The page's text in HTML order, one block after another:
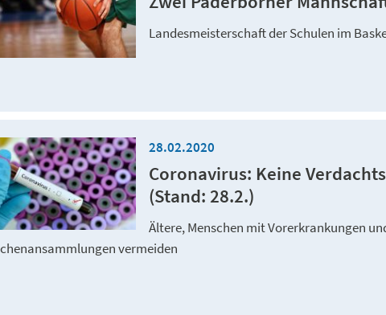
Landesmeisterschaft der Schulen im
28.02.2020
Coronavirus: Keine
(Stand: 28.2.)
Ältere, Menschen mit Vorerkrankungen
vermeiden